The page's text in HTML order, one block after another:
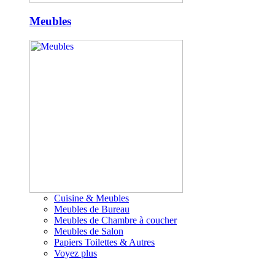
Meubles
Cuisine & Meubles
Meubles de Bureau
Meubles de Chambre à coucher
Meubles de Salon
Papiers Toilettes & Autres
Voyez plus